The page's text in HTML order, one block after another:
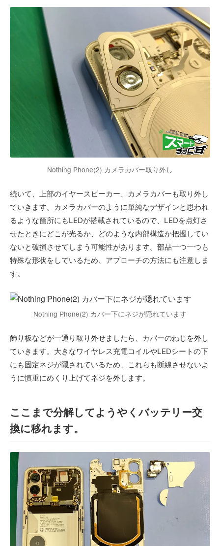
Nothing Phone(2) カメラカバー取り外し
続いて、上部のイヤースピーカー、カメラカバーも取り外し
ていきます。カメラカバーのように単純なデザインと思われ
るような箇所にもLEDが搭載されているので、LEDを点灯さ
せたときにどこが光るか、どのような内部構造か把握してい
ないと破損させてしまう可能性があります。部品一つ一つも
特殊な形状をしているため、アプローチの方法にも注意しま
す。
Nothing Phone(2) カバー下にネジが隠れています
飾り板などが一通り取り外せましたら、カバーのねじを外し
ていきます。大きなワイヤレス充電コイルやLEDシートの下
にも固定ネジが隠されているため、これらも断線させないよ
うに慎重にめくり上げてネジを外します。
ここまで分解してようやくバッテリー交
換に移れます。